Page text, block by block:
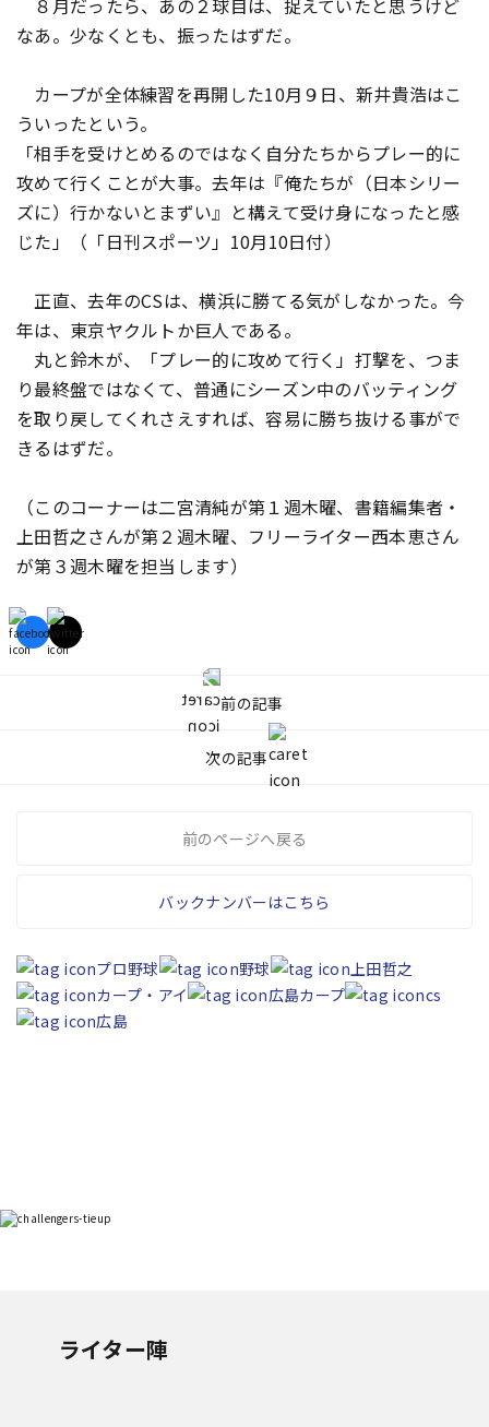
８月だったら、あの２球目は、捉えていたと思うけど
なあ。少なくとも、振ったはずだ。
カープが全体練習を再開した10月９日、新井貴浩はこ
ういったという。
「相手を受けとめるのではなく自分たちからプレー的に
攻めて行くことが大事。去年は『俺たちが（日本シリー
ズに）行かないとまずい』と構えて受け身になったと感
じた」（「日刊スポーツ」10月10日付）
正直、去年のCSは、横浜に勝てる気がしなかった。今
年は、東京ヤクルトか巨人である。
丸と鈴木が、「プレー的に攻めて行く」打撃を、つま
り最終盤ではなくて、普通にシーズン中のバッティング
を取り戻してくれさえすれば、容易に勝ち抜ける事がで
きるはずだ。
（このコーナーは二宮清純が第１週木曜、書籍編集者・
上田哲之さんが第２週木曜、フリーライター西本恵さん
が第３週木曜を担当します）
前の記事
次の記事
前のページへ戻る
バックナンバーはこちら
プロ野球 野球
上田哲之
カープ・アイ
広島カープ
cs
広島
ライター陣